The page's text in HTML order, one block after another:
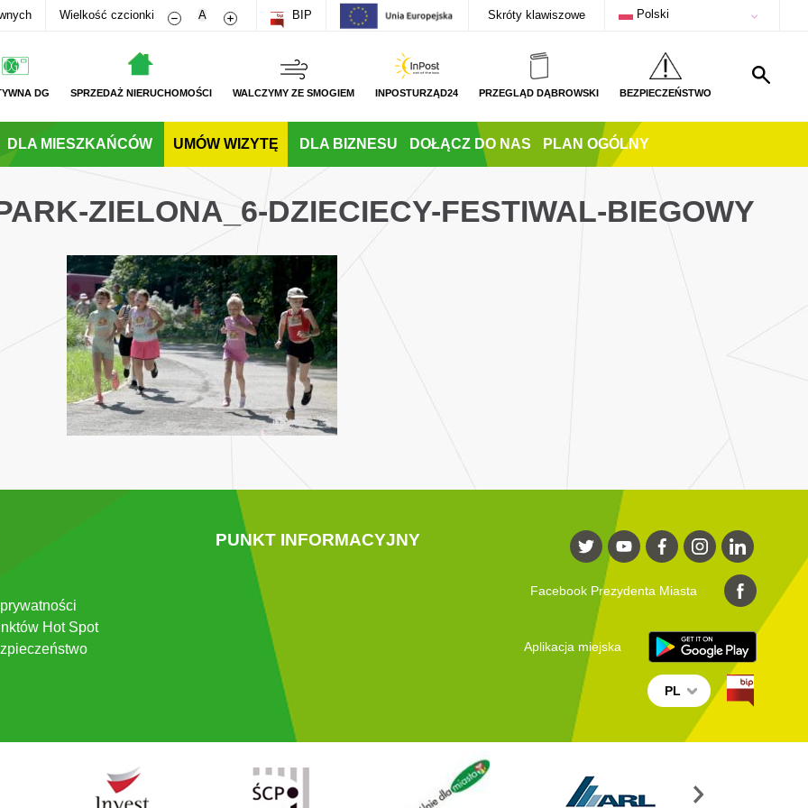
Wielkość czcionki Zmniejsz rozmiar czcionki
A Zwiększ rozmiar czcionki
BIP Skróty klawiszowe Polski
DG SPRZEDAŻ NIERUCHOMOŚCI WALCZYMY ZE SMOGIEM INPOSTURZĄD24 PRZEGLĄD DĄBROWSKI BEZPIECZEŃSTWO
DLA MIESZKAŃCÓW UMÓW WIZYTĘ DLA BIZNESU DOŁĄCZ DO NAS PLAN OGÓLNY
ZIELONA_6-DZIECIECY-FESTIWAL-BIEGOWY
Hot Spot
PUNKT INFORMACYJNY
Facebook Prezydenta Miasta
Aplikacja miejska
PL